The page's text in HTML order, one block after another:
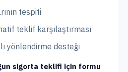
tespiti
teklif karşılaştırması
yönlendirme desteği
sigorta teklifi için formu